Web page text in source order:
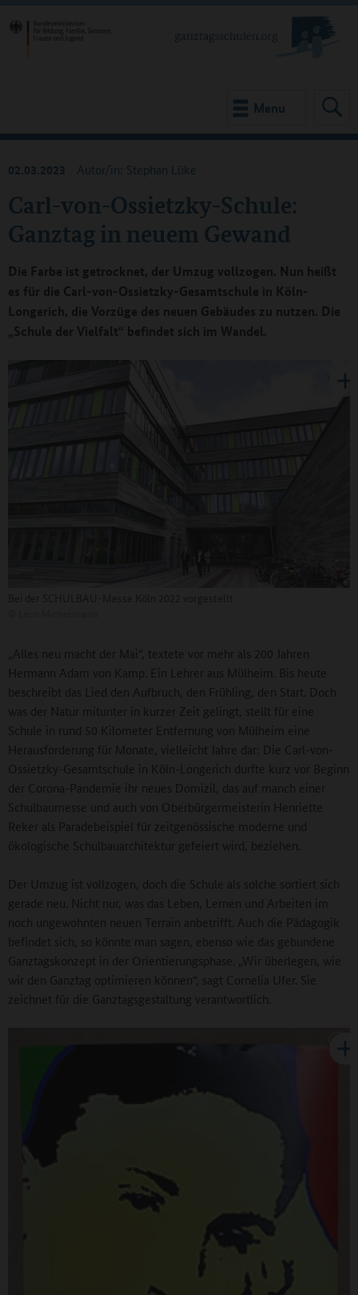
Menu
Carl-von-Ossietzky-Schule:
Ganztag in neuem Gewand
02.03.2023 Autor/in: Stephan Lüke
Die Farbe ist getrocknet, der Umzug vollzogen. Nun heißt
es für die Carl-von-Ossietzky-Gesamtschule in Köln-
Longerich, die Vorzüge des neuen Gebäudes zu nutzen. Die
„Schule der Vielfalt“ befindet sich im Wandel.
„Alles neu macht der Mai“, textete vor mehr als 200 Jahren
Hermann Adam von Kamp. Ein Lehrer aus Mülheim. Bis heute
beschreibt das Lied den Aufbruch, den Frühling, den Start. Doch
was der Natur mitunter in kurzer Zeit gelingt, stellt für eine
Schule in rund 50 Kilometer Entfernung von Mülheim eine
Herausforderung für Monate, vielleicht Jahre dar: Die Carl-von-
Ossietzky-Gesamtschule in Köln-Longerich durfte kurz vor Beginn
der Corona-Pandemie ihr neues Domizil, das auf manch einer
Schulbaumesse und auch von Oberbürgermeisterin Henriette
Reker als Paradebeispiel für zeitgenössische moderne und
ökologische Schulbauarchitektur gefeiert wird, beziehen.
Der Umzug ist vollzogen, doch die Schule als solche sortiert sich
gerade neu. Nicht nur, was das Leben, Lernen und Arbeiten im
noch ungewohnten neuen Terrain anbetrifft. Auch die Pädagogik
befindet sich, so könnte man sagen, ebenso wie das gebundene
Ganztagskonzept in der Orientierungsphase. „Wir überlegen, wie
wir den Ganztag optimieren können“, sagt Cornelia Ufer. Sie
zeichnet für die Ganztagsgestaltung verantwortlich.